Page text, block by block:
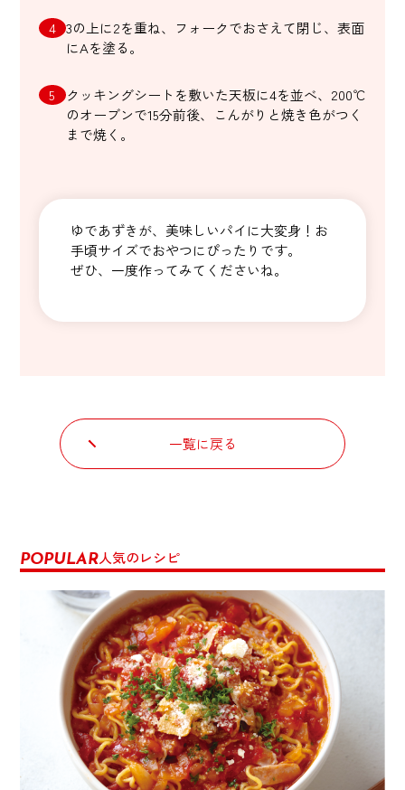
3の上に2を重ね、フォークでおさえて閉じ、表面
にAを塗る。
クッキングシートを敷いた天板に4を並べ、200℃
のオーブンで15分前後、こんがりと焼き色がつく
まで焼く。
ゆであずきが、美味しいパイに大変身！お
手頃サイズでおやつにぴったりです。
ぜひ、一度作ってみてくださいね。
一覧に戻る
POPULAR人気のレシピ